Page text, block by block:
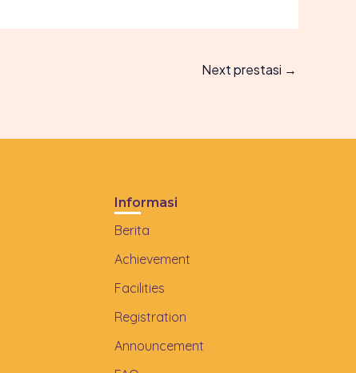
Next prestasi →
Informasi
Berita
Achievement
Facilities
Registration
Announcement